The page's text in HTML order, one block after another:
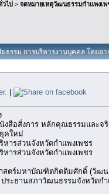
ไป > จดหมายเหตุวัฒนธรรมกำแพงเพ
ธรรม การบริหารงานบุคคล โดยอ
|
งสือสั่งการ หลักคุณธรรมและจ
คใหม่
หารส่วนจังหวัดกำแพงเพชร
ารส่วนจังหวัดกำแพงเพชร
ร์มหาบัณฑิตกิตติมศักดิ์ (วัฒน
ธานสภาวัฒนธรรมจังหวัดกำ